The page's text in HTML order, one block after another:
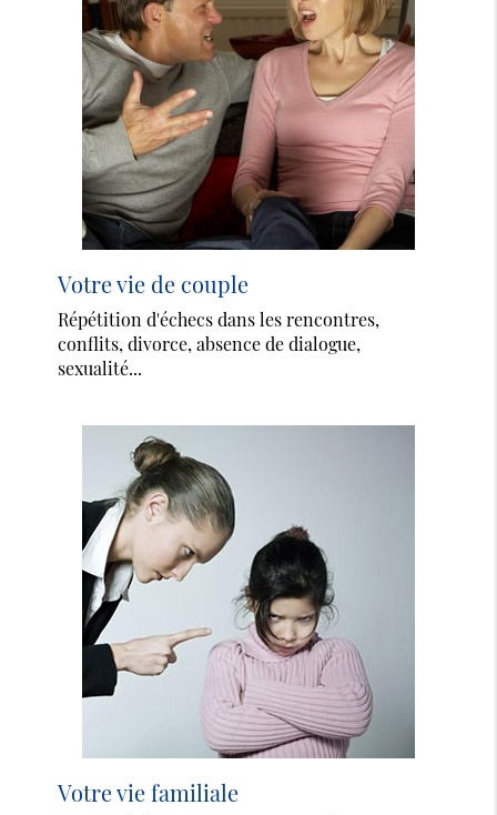
Votre vie de couple
Répétition d'échecs dans les rencontres,
conflits, divorce, absence de dialogue,
sexualité...
Votre vie familiale